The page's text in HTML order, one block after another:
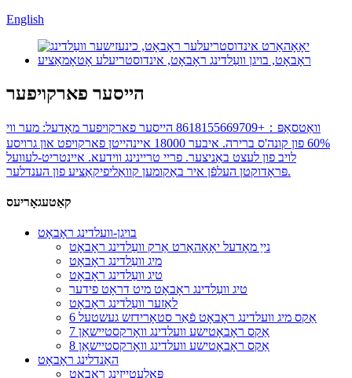
English
הייסער פארקויפער
וואַטסאַפּ：+8618155669709 הייסער פארקויפער מאָדעל: מער ווי
60% פון קונה'ס ברירה. איבער 18000 איינהייטן פארקויפט און גרויסע
לויב פון לעצט באַניצער. פריי טריינינג ווידעא. איינטריט-לעוועל
פּראָדוקטן העלפֿן איר באַקומען קוואַליפיקאַציע פון ​​הענדלער.
קאַטעגאָריעס
בויגן-וועלדינג ראָבאָט
נייַ מאָדעל יאָאָהאַרט אַרק וועַלדינג ראָבאָט
מיג וועַלדינג ראָבאָט
טיג וועַלדינג ראָבאָט
טיג וועַלדינג ראָבאָט מיט דראָט פידער
לאַזער וועַלדינג ראָבאָט
6 אַקס מיג וועלדינג ראָבאָט פֿאַר סטאָרידזש געשטעל
7 אַקס ראָבאָטישע וועלדינג וואָרקסטיישאַן
8 אַקס ראָבאָטישע וועלדינג וואָרקסטיישאַן
האַנדלינג ראָבאָט
פּאַלעטייזינג ראָבאָט